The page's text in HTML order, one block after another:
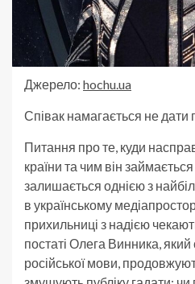
Джерело: hochu.ua
Співак намагається не дати
Питання про те, куди
країни та чим він
залишається однією з
в українському
прихильниці з надією
постаті Олега Винника, який
російської мови,